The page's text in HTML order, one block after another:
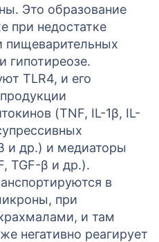
Это образование
при недостатке
пищеварительных
гипотиреозе.
TLR4, и его
(TNF, IL-1β, IL-
и др.) и медиаторы
TGF-β и др.).
в
при
и там
негативно реагирует